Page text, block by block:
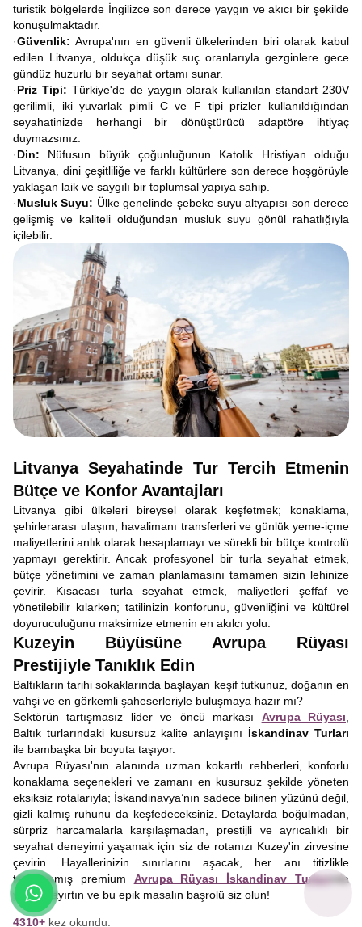
turistik bölgelerde İngilizce son derece yaygın ve akıcı bir şekilde
konuşulmaktadır.
·Güvenlik: Avrupa'nın en güvenli ülkelerinden biri olarak kabul
edilen Litvanya, oldukça düşük suç oranlarıyla gezginlere gece
gündüz huzurlu bir seyahat ortamı sunar.
·Priz Tipi: Türkiye'de de yaygın olarak kullanılan standart 230V
gerilimli, iki yuvarlak pimli C ve F tipi prizler kullanıldığından
seyahatinizde herhangi bir dönüştürücü adaptöre ihtiyaç
duymazsınız.
·Din: Nüfusun büyük çoğunluğunun Katolik Hristiyan olduğu
Litvanya, dini çeşitliliğe ve farklı kültürlere son derece hoşgörüyle
yaklaşan laik ve saygılı bir toplumsal yapıya sahip.
·Musluk Suyu: Ülke genelinde şebeke suyu altyapısı son derece
gelişmiş ve kaliteli olduğundan musluk suyu gönül rahatlığıyla
içilebilir.
Litvanya Seyahatinde Tur Tercih Etmenin
Bütçe ve Konfor Avantajları
Litvanya gibi ülkeleri bireysel olarak keşfetmek; konaklama,
şehirlerarası ulaşım, havalimanı transferleri ve günlük yeme-içme
maliyetlerini anlık olarak hesaplamayı ve sürekli bir bütçe kontrolü
yapmayı gerektirir. Ancak profesyonel bir turla seyahat etmek,
bütçe yönetimini ve zaman planlamasını tamamen sizin lehinize
çevirir. Kısacası turla seyahat etmek, maliyetleri şeffaf ve
yönetilebilir kılarken; tatilinizin konforunu, güvenliğini ve kültürel
doyuruculuğunu maksimize etmenin en akılcı yolu.
Kuzeyin Büyüsüne Avrupa Rüyası
Prestijiyle Tanıklık Edin
Baltıkların tarihi sokaklarında başlayan keşif tutkunuz, doğanın en
vahşi ve en görkemli şaheserleriyle buluşmaya hazır mı?
Sektörün tartışmasız lider ve öncü markası Avrupa Rüyası
Baltık turlarındaki kusursuz kalite anlayışını İskandinav Turları
ile bambaşka bir boyuta taşıyor.
Avrupa Rüyası'nın alanında uzman kokartlı rehberleri, konforlu
konaklama seçenekleri ve zamanı en kusursuz şekilde yöneten
eksiksiz rotalarıyla; İskandinavya’nın sadece bilinen yüzünü değil,
gizli kalmış ruhunu da keşfedeceksiniz. Detaylarda boğulmadan,
sürpriz harcamalarla karşılaşmadan, prestijli ve ayrıcalıklı bir
seyahat deneyimi yaşamak için siz de rotanızı Kuzey'in zirvesine
çevirin. Hayallerinizin sınırlarını aşacak, her anı titizlikle
tasarlanmış premium Avrupa Rüyası İskandinav Turlarında
yerinizi ayırtın ve bu epik masalın başrolü siz olun!
4310+ kez okundu.